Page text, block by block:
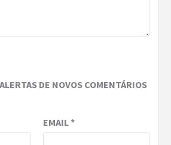
DE NOVOS COMENTÁRIOS
EMAIL*